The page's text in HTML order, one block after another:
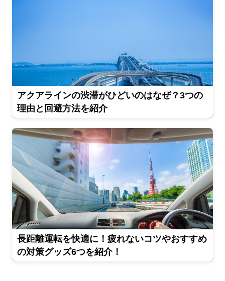
アクアラインの渋滞がひどいのはなぜ？3つの
理由と回避方法を紹介
長距離運転を快適に！疲れないコツやおすすめ
の対策グッズ6つを紹介！